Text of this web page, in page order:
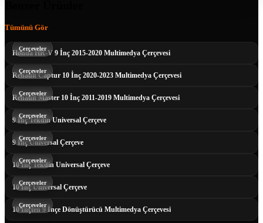
Tümünü Gör
Honda HR-V 9 İnç 2015-2020 Multimedya Çerçevesi
Çerçeveler
Renault Captur 10 İnç 2020-2023 Multimedya Çerçevesi
Çerçeveler
Renault Master 10 İnç 2011-2019 Multimedya Çerçevesi
Çerçeveler
9 İnç Tekdin Universal Çerçeve
Çerçeveler
9 İnç Universal Çerçeve
Çerçeveler
10 İnç Tekdin Universal Çerçeve
Çerçeveler
10 İnç Universal Çerçeve
Çerçeveler
10 İnçten 9 İnçe Dönüştürücü Multimedya Çerçevesi
Çerçeveler